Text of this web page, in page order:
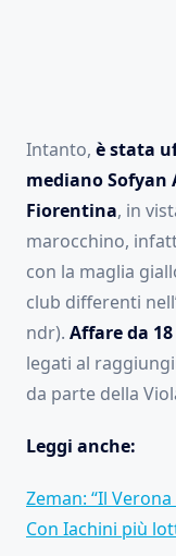
Intanto, è stata
mediano Sofyan
Fiorentina, in
marocchino,
con la maglia
club differenti
ndr). Affare da
legati al
da parte della
Leggi anche:
Zeman: “Il
Con Iachini più